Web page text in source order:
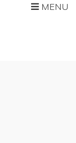
MENU